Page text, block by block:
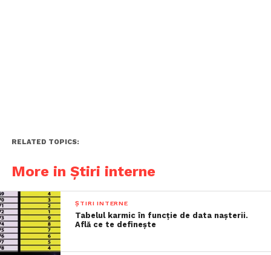
RELATED TOPICS:
More in Știri interne
ȘTIRI INTERNE
Tabelul karmic în funcție de data nașterii.
Află ce te definește